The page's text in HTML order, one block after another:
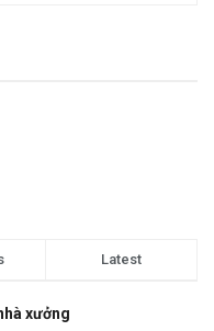
Latest
xưởng